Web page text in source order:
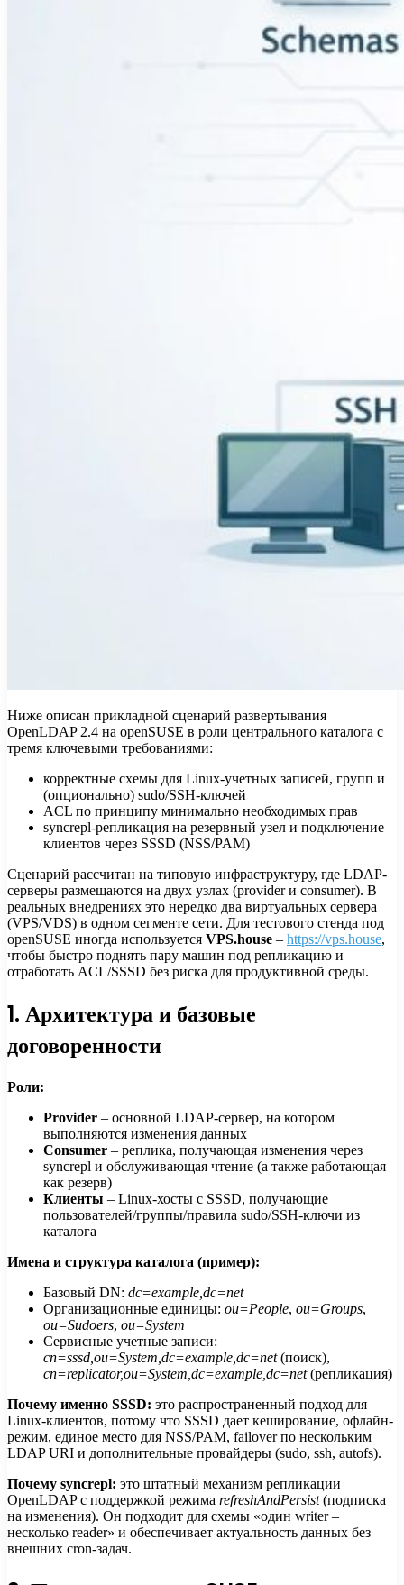
Ниже описан прикладной сценарий развертывания
OpenLDAP 2.4 на openSUSE в роли центрального каталога с
тремя ключевыми требованиями:
корректные схемы для Linux-учетных записей, групп и
(опционально) sudo/SSH-ключей
ACL по принципу минимально необходимых прав
syncrepl-репликация на резервный узел и подключение
клиентов через SSSD (NSS/PAM)
Сценарий рассчитан на типовую инфраструктуру, где LDAP-
серверы размещаются на двух узлах (provider и consumer). В
реальных внедрениях это нередко два виртуальных сервера
(VPS/VDS) в одном сегменте сети. Для тестового стенда под
openSUSE иногда используется VPS.house – https://vps.house,
чтобы быстро поднять пару машин под репликацию и
отработать ACL/SSSD без риска для продуктивной среды.
1. Архитектура и базовые
договоренности
Роли:
Provider – основной LDAP-сервер, на котором
выполняются изменения данных
Consumer – реплика, получающая изменения через
syncrepl и обслуживающая чтение (а также работающая
как резерв)
Клиенты – Linux-хосты с SSSD, получающие
пользователей/группы/правила sudo/SSH-ключи из
каталога
Имена и структура каталога (пример):
Базовый DN: dc=example,dc=net
Организационные единицы: ou=People, ou=Groups,
ou=Sudoers, ou=System
Сервисные учетные записи:
cn=sssd,ou=System,dc=example,dc=net(поиск),
cn=replicator,ou=System,dc=example,dc=net(репликация)
Почему именно SSSD: это распространенный подход для
Linux-клиентов, потому что SSSD дает кеширование, офлайн-
режим, единое место для NSS/PAM, failover по нескольким
LDAP URI и дополнительные провайдеры (sudo, ssh, autofs).
Почему syncrepl: это штатный механизм репликации
OpenLDAP с поддержкой режима refreshAndPersist(подписка
на изменения). Он подходит для схемы «один writer –
несколько reader» и обеспечивает актуальность данных без
внешних cron-задач.